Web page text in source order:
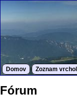
Domov Zoznam
Fórum